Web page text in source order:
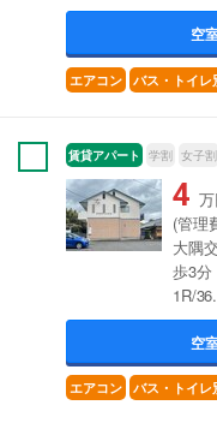
空
エアコン バス・トイレ
賃貸アパート 学割 女子割
4
(管理
大隅
歩3分
1R/
空
エアコン バス・トイレ